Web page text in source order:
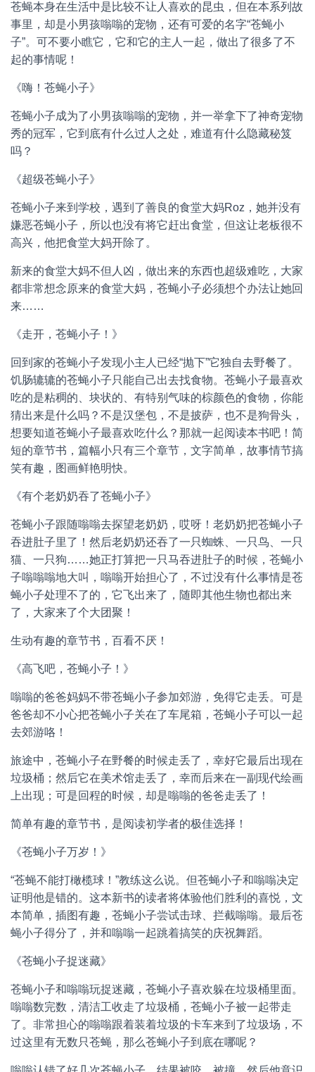
苍蝇本身在生活中是比较不让人喜欢的昆虫，但在本系列故
事里，却是小男孩嗡嗡的宠物，还有可爱的名字“苍蝇小
子”。可不要小瞧它，它和它的主人一起，做出了很多了不
起的事情呢！
《嗨！苍蝇小子》
苍蝇小子成为了小男孩嗡嗡的宠物，并一举拿下了神奇宠物
秀的冠军，它到底有什么过人之处，难道有什么隐藏秘笈
吗？
《超级苍蝇小子》
苍蝇小子来到学校，遇到了善良的食堂大妈Roz，她并没有
嫌恶苍蝇小子，所以也没有将它赶出食堂，但这让老板很不
高兴，他把食堂大妈开除了。
新来的食堂大妈不但人凶，做出来的东西也超级难吃，大家
都非常想念原来的食堂大妈，苍蝇小子必须想个办法让她回
来……
《走开，苍蝇小子！》
回到家的苍蝇小子发现小主人已经“抛下”它独自去野餐了。
饥肠辘辘的苍蝇小子只能自己出去找食物。苍蝇小子最喜欢
吃的是粘稠的、块状的、有特别气味的棕颜色的食物，你能
猜出来是什么吗？不是汉堡包，不是披萨，也不是狗骨头，
想要知道苍蝇小子最喜欢吃什么？那就一起阅读本书吧！简
短的章节书，篇幅小只有三个章节，文字简单，故事情节搞
笑有趣，图画鲜艳明快。
《有个老奶奶吞了苍蝇小子》
苍蝇小子跟随嗡嗡去探望老奶奶，哎呀！老奶奶把苍蝇小子
吞进肚子里了！然后老奶奶还吞了一只蜘蛛、一只鸟、一只
猫、一只狗……她正打算把一只马吞进肚子的时候，苍蝇小
子嗡嗡嗡地大叫，嗡嗡开始担心了，不过没有什么事情是苍
蝇小子处理不了的，它飞出来了，随即其他生物也都出来
了，大家来了个大团聚！
生动有趣的章节书，百看不厌！
《高飞吧，苍蝇小子！》
嗡嗡的爸爸妈妈不带苍蝇小子参加郊游，免得它走丢。可是
爸爸却不小心把苍蝇小子关在了车尾箱，苍蝇小子可以一起
去郊游咯！
旅途中，苍蝇小子在野餐的时候走丢了，幸好它最后出现在
垃圾桶；然后它在美术馆走丢了，幸而后来在一副现代绘画
上出现；可是回程的时候，却是嗡嗡的爸爸走丢了！
简单有趣的章节书，是阅读初学者的极佳选择！
《苍蝇小子万岁！》
“苍蝇不能打橄榄球！”教练这么说。但苍蝇小子和嗡嗡决定
证明他是错的。这本新书的读者将体验他们胜利的喜悦，文
本简单，插图有趣，苍蝇小子尝试击球、拦截嗡嗡。最后苍
蝇小子得分了，并和嗡嗡一起跳着搞笑的庆祝舞蹈。
《苍蝇小子捉迷藏》
苍蝇小子和嗡嗡玩捉迷藏，苍蝇小子喜欢躲在垃圾桶里面。
嗡嗡数完数，清洁工收走了垃圾桶，苍蝇小子被一起带走
了。非常担心的嗡嗡跟着装着垃圾的卡车来到了垃圾场，不
过这里有无数只苍蝇，那么苍蝇小子到底在哪呢？